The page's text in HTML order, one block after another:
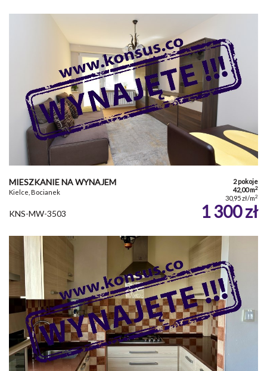
MIESZKANIE NA WYNAJEM
Kielce, Bocianek
2 pokoje
42,00 m2
30,95 zł/m2
KNS-MW-3503 1 300 zł